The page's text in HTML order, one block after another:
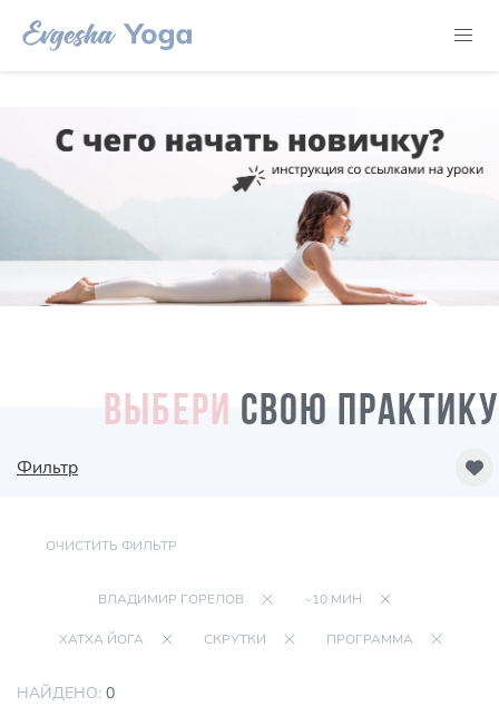
ВЫБЕРИ СВОЮ ПРАКТИКУ
Фильтр
ОЧИСТИТЬ ФИЛЬТР
ВЛАДИМИР ГОРЕЛОВ ~10 МИН
ХАТХА ЙОГА СКРУТКИ ПРОГРАММА
НАЙДЕНО: 0